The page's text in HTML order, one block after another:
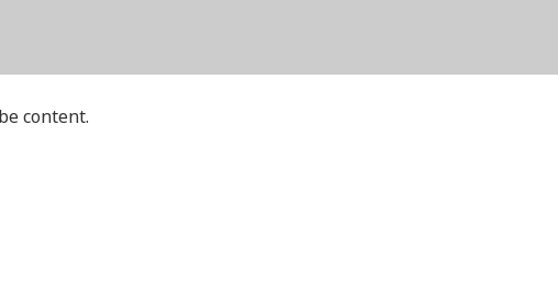
content.